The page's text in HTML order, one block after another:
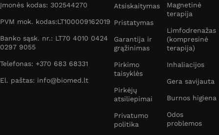
Įmonės kodas: 302544270
PVM mok. kodas:LT100009162019
Banko sąsk. nr.: LT70 4010 0424
0297 9055
Telefonas: +370 683 68331
El. paštas: info@biomed.lt
Atsiskaitymas
Pristatymas
Garantija ir
grąžinimas
Pirkimo
taisyklės
Pirkėjų
atsiliepimai
Privatumo
politika
Magnetinė
terapija
Limfodrenažas
(kompresinė
terapija)
Inhaliacijos
Gera savijauta
Burnos higiena
Odos
problemos